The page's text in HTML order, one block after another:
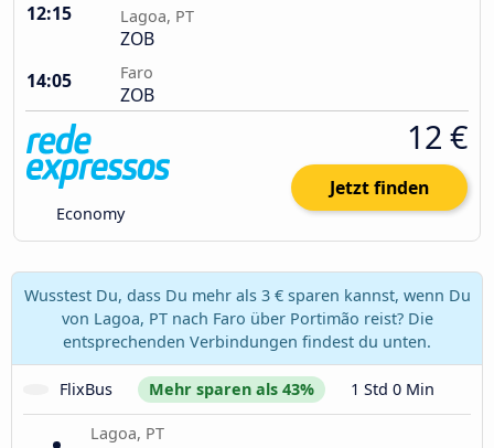
12:15 Lagoa, PT
ZOB
14:05
Faro
ZOB
Economy
12 €
Jetzt finden
Wusstest Du, dass Du mehr als 3 € sparen kannst, wenn Du
von Lagoa, PT nach Faro über Portimão reist? Die
entsprechenden Verbindungen findest du unten.
FlixBus Mehr sparen als 43% 1 Std 0 Min
Lagoa, PT